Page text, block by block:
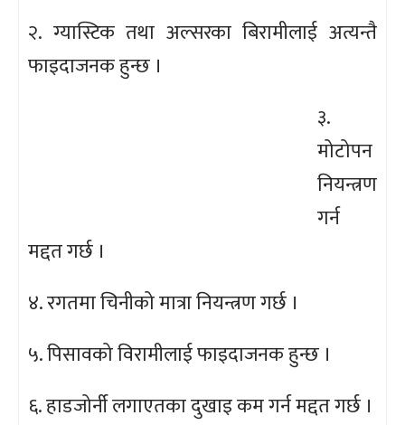
२. ग्यास्टिक तथा अल्सरका बिरामीलाई अत्यन्तै
फाइदाजनक हुन्छ ।
३.
मोटोपन
नियन्त्रण
गर्न
मद्दत गर्छ ।
४. रगतमा चिनीको मात्रा नियन्त्रण गर्छ ।
५. पिसावको विरामीलाई फाइदाजनक हुन्छ ।
६. हाडजोर्नी लगाएतका दुखाइ कम गर्न मद्दत गर्छ ।